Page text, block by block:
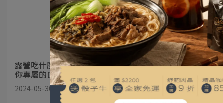
露營吃什麼｜餓貳市場｜早午餐有８０種搭配方式 拚出
你專屬的口味✨✨
2024-05-30